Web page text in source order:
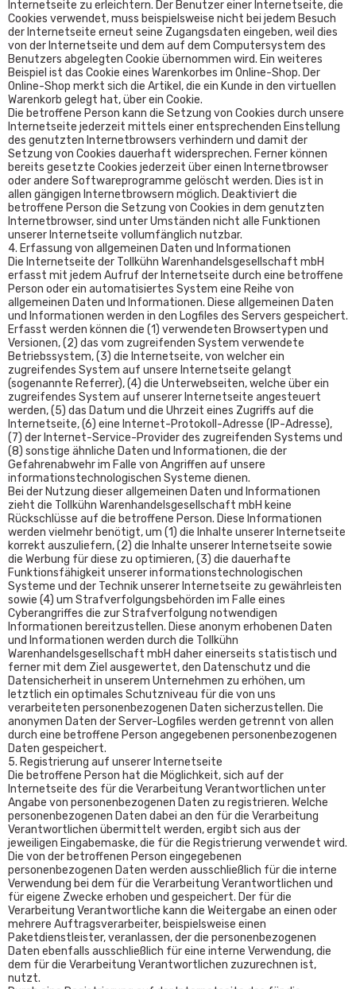
Internetseite zu erleichtern. Der Benutzer einer Internetseite, die
Cookies verwendet, muss beispielsweise nicht bei jedem Besuch
der Internetseite erneut seine Zugangsdaten eingeben, weil dies
von der Internetseite und dem auf dem Computersystem des
Benutzers abgelegten Cookie übernommen wird. Ein weiteres
Beispiel ist das Cookie eines Warenkorbes im Online-Shop. Der
Online-Shop merkt sich die Artikel, die ein Kunde in den virtuellen
Warenkorb gelegt hat, über ein Cookie.
Die betroffene Person kann die Setzung von Cookies durch unsere
Internetseite jederzeit mittels einer entsprechenden Einstellung
des genutzten Internetbrowsers verhindern und damit der
Setzung von Cookies dauerhaft widersprechen. Ferner können
bereits gesetzte Cookies jederzeit über einen Internetbrowser
oder andere Softwareprogramme gelöscht werden. Dies ist in
allen gängigen Internetbrowsern möglich. Deaktiviert die
betroffene Person die Setzung von Cookies in dem genutzten
Internetbrowser, sind unter Umständen nicht alle Funktionen
unserer Internetseite vollumfänglich nutzbar.
4. Erfassung von allgemeinen Daten und Informationen
Die Internetseite der Tollkühn Warenhandelsgesellschaft mbH
erfasst mit jedem Aufruf der Internetseite durch eine betroffene
Person oder ein automatisiertes System eine Reihe von
allgemeinen Daten und Informationen. Diese allgemeinen Daten
und Informationen werden in den Logfiles des Servers gespeichert.
Erfasst werden können die (1) verwendeten Browsertypen und
Versionen, (2) das vom zugreifenden System verwendete
Betriebssystem, (3) die Internetseite, von welcher ein
zugreifendes System auf unsere Internetseite gelangt
(sogenannte Referrer), (4) die Unterwebseiten, welche über ein
zugreifendes System auf unserer Internetseite angesteuert
werden, (5) das Datum und die Uhrzeit eines Zugriffs auf die
Internetseite, (6) eine Internet-Protokoll-Adresse (IP-Adresse),
(7) der Internet-Service-Provider des zugreifenden Systems und
(8) sonstige ähnliche Daten und Informationen, die der
Gefahrenabwehr im Falle von Angriffen auf unsere
informationstechnologischen Systeme dienen.
Bei der Nutzung dieser allgemeinen Daten und Informationen
zieht die Tollkühn Warenhandelsgesellschaft mbH keine
Rückschlüsse auf die betroffene Person. Diese Informationen
werden vielmehr benötigt, um (1) die Inhalte unserer Internetseite
korrekt auszuliefern, (2) die Inhalte unserer Internetseite sowie
die Werbung für diese zu optimieren, (3) die dauerhafte
Funktionsfähigkeit unserer informationstechnologischen
Systeme und der Technik unserer Internetseite zu gewährleisten
sowie (4) um Strafverfolgungsbehörden im Falle eines
Cyberangriffes die zur Strafverfolgung notwendigen
Informationen bereitzustellen. Diese anonym erhobenen Daten
und Informationen werden durch die Tollkühn
Warenhandelsgesellschaft mbH daher einerseits statistisch und
ferner mit dem Ziel ausgewertet, den Datenschutz und die
Datensicherheit in unserem Unternehmen zu erhöhen, um
letztlich ein optimales Schutzniveau für die von uns
verarbeiteten personenbezogenen Daten sicherzustellen. Die
anonymen Daten der Server-Logfiles werden getrennt von allen
durch eine betroffene Person angegebenen personenbezogenen
Daten gespeichert.
5. Registrierung auf unserer Internetseite
Die betroffene Person hat die Möglichkeit, sich auf der
Internetseite des für die Verarbeitung Verantwortlichen unter
Angabe von personenbezogenen Daten zu registrieren. Welche
personenbezogenen Daten dabei an den für die Verarbeitung
Verantwortlichen übermittelt werden, ergibt sich aus der
jeweiligen Eingabemaske, die für die Registrierung verwendet wird.
Die von der betroffenen Person eingegebenen
personenbezogenen Daten werden ausschließlich für die interne
Verwendung bei dem für die Verarbeitung Verantwortlichen und
für eigene Zwecke erhoben und gespeichert. Der für die
Verarbeitung Verantwortliche kann die Weitergabe an einen oder
mehrere Auftragsverarbeiter, beispielsweise einen
Paketdienstleister, veranlassen, der die personenbezogenen
Daten ebenfalls ausschließlich für eine interne Verwendung, die
dem für die Verarbeitung Verantwortlichen zuzurechnen ist,
nutzt.